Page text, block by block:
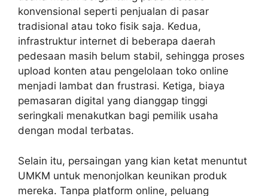
konvensional seperti penjualan di pasar
tradisional atau toko fisik saja. Kedua,
infrastruktur internet di beberapa daerah
pedesaan masih belum stabil, sehingga proses
upload konten atau pengelolaan toko online
menjadi lambat dan frustrasi. Ketiga, biaya
pemasaran digital yang dianggap tinggi
seringkali menakutkan bagi pemilik usaha
dengan modal terbatas.
Selain itu, persaingan yang kian ketat menuntut
UMKM untuk menonjolkan keunikan produk
mereka. Tanpa platform online, peluang